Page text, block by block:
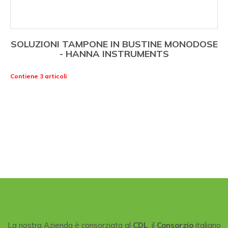
SOLUZIONI TAMPONE IN BUSTINE MONODOSE
- HANNA INSTRUMENTS
Contiene 3 articoli
La nostra Azienda è consorziata al CDL , il Consorzioitaliano